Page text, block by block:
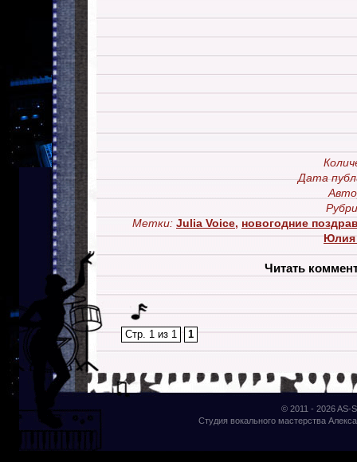
Дата
Метки: Julia Voice, новогодние
Юлия
Читать
Стр. 1 из 1 1
© 2011 - 2026AS-
Студия вокального мастерства